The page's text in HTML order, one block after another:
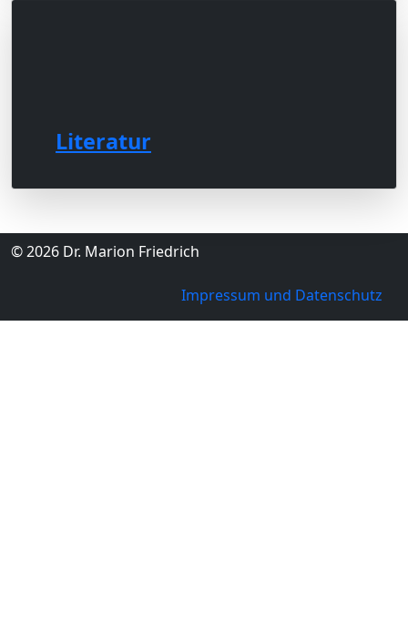
Literatur
© 2026 Dr. Marion Friedrich
Impressum und Datenschutz